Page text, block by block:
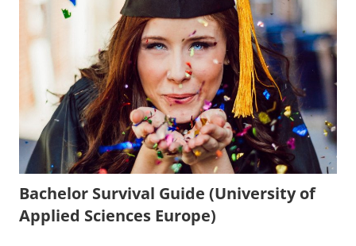
Bachelor Survival Guide (University of
Applied Sciences Europe)